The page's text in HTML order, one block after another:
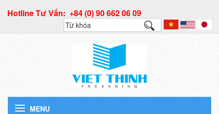
Hotline Tư Vấn: +84 (0) 90 662 06 09
MENU